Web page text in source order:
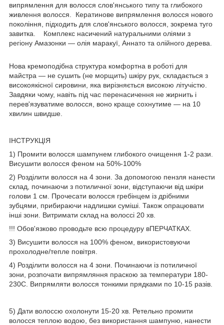
випрямлення для волосся слов'янського типу та глибокого
живлення волосся. Кератинове випрямлення волосся нового
покоління, підходить для слов'янського волосся, зокрема туго
завитка. Комплекс насичений натуральними оліями з
регіону Амазонки — олія маракуї, Аннато та олійного дерева.
Нова кремоподібна структура комфортна в роботі для
майстра — не сушить (не морщить) шкіру рук, складається з
високоякісної сировини, яка вирізняється високою літучістю.
Завдяки чому, навіть під час перенасичення не жирнить і
перев'язуватиме волосся, воно краще сохнутиме — на 10
хвилин швидше.
ІНСТРУКЦІЯ
1) Промити волосся шампунем глибокого очищення 1-2 рази.
Висушити волосся феном на 50%-100%
2) Розділити волосся на 4 зони. За допомогою пензля нанести
склад, починаючи з потиличної зони, відступаючи від шкіри
голови 1 см. Прочесати волосся гребінцем із дрібними
зубцями, прибираючи надлишки суміші. Також опрацювати
інші зони. Витримати склад на волоссі 20 хв.
!!! Обов'язково проводьте всю процедуру вПЕРЧАТКАХ.
3) Висушити волосся на 100% феном, використовуючи
прохолодне/тепле повітря.
4) Розділити волосся на 4 зони. Починаючи із потиличної
зони, розпочати випрямляння праскою за температури 180-
230C. Випрямляти волосся тонкими прядками по 10-15 разів.
5) Дати волоссю охолонути 15-20 хв. Ретельно промити
волосся теплою водою, без використання шампуню, нанести